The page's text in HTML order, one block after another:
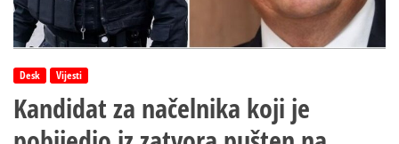
Desk Vijesti
Kandidat za načelnika koji je